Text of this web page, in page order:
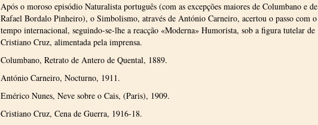
Após o moroso episódio Naturalista português (com as excepções maiores de Columbano e de
Rafael Bordalo Pinheiro), o Simbolismo, através de António Carneiro, acertou o passo com o
tempo internacional, seguindo-se-lhe a reacção «Moderna» Humorista, sob a figura tutelar de
Cristiano Cruz, alimentada pela imprensa.
Columbano, Retrato de Antero de Quental, 1889.
António Carneiro, Nocturno, 1911.
Emérico Nunes, Neve sobre o Cais, (Paris), 1909.
Cristiano Cruz, Cena de Guerra, 1916-18.